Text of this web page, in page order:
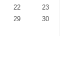
22
23
29
30